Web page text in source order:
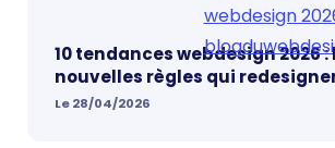
10 tendances webdesign 2026 :
nouvelles règles qui
Le 28/04/2026